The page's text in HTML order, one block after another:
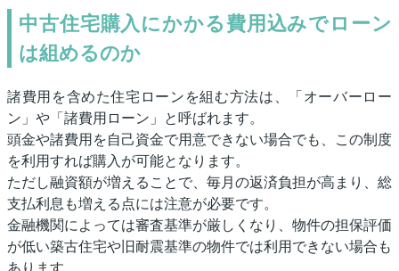
中古住宅購入にかかる費用込みでローン
は組めるのか
諸費用を含めた住宅ローンを組む方法は、「オーバーロー
ン」や「諸費用ローン」と呼ばれます。
頭金や諸費用を自己資金で用意できない場合でも、この制度
を利用すれば購入が可能となります。
ただし融資額が増えることで、毎月の返済負担が高まり、総
支払利息も増える点には注意が必要です。
金融機関によっては審査基準が厳しくなり、物件の担保評価
が低い築古住宅や旧耐震基準の物件では利用できない場合も